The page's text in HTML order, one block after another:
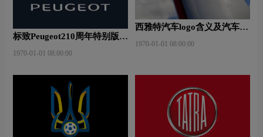
标致Peugeot210周年特别版新
1970-01-01 08:00:00
西雅特汽车logo含义及汽车品
1970-01-01 08:00:00